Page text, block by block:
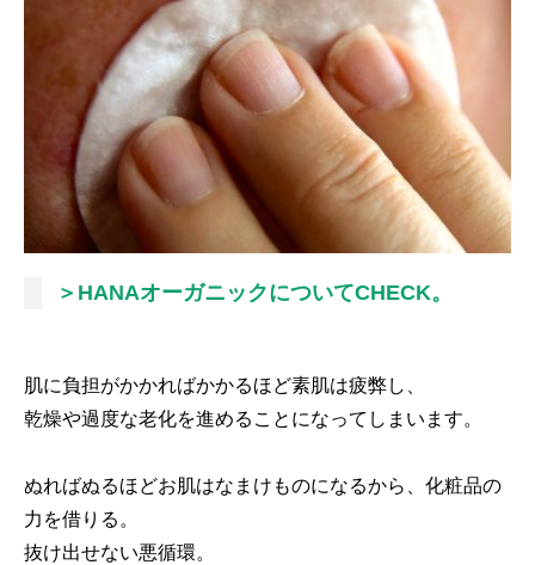
＞HANAオーガニックについてCHECK。
肌に負担がかかればかかるほど素肌は疲弊し、
乾燥や過度な老化を進めることになってしまいます。
ぬればぬるほどお肌はなまけものになるから、化粧品の
力を借りる。
抜け出せない悪循環。